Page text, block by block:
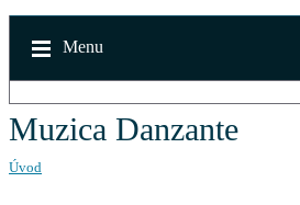
Menu
Muzica Danzante
Úvod